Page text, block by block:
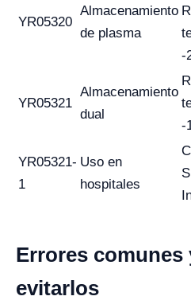
YR05320
Almacenamiento
de plasma
-
YR05321
Almacenamiento
dual
-
YR05321-
1
Uso en
hospitales
Errores comunes
evitarlos